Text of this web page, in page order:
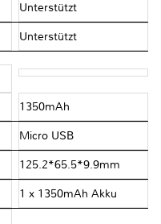
Unterstützt
Unterstützt
1350mAh
Micro USB
125.2*65.5*9.9mm
1 x 1350mAh Akku